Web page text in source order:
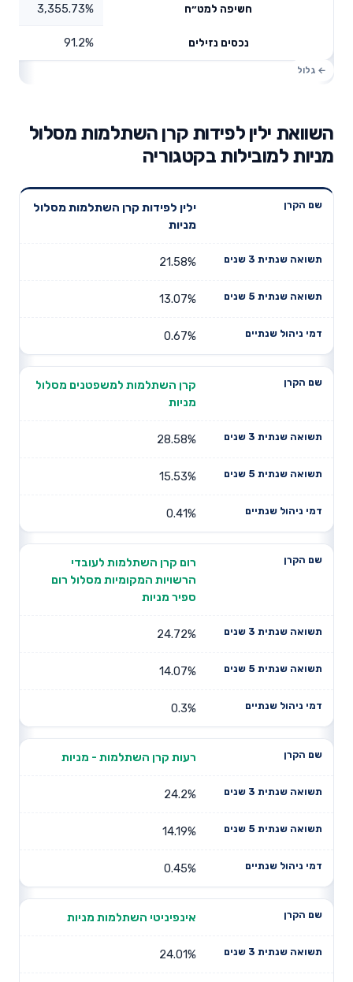
חשיפה למט״ח 3,355.73%
נכסים נזילים 91.2%
השוואת ילין לפידות קרן השתלמות מסלול
מניות למובילות בקטגוריה
שנתית 3
תשואה
דמי ניהול
ילין לפידות קרן השתלמות מסלול
מניות
21.58%
13.07%
0.67%
קרן השתלמות למשפטנים מסלול
מניות
28.58%
15.53%
0.41%
רום קרן השתלמות לעובדי
הרשויות המקומיות מסלול רום
ספיר מניות
24.72%
14.07%
0.3%
רעות קרן השתלמות - מניות
24.2%
14.19%
0.45%
אינפיניטי השתלמות מניות
24.01%